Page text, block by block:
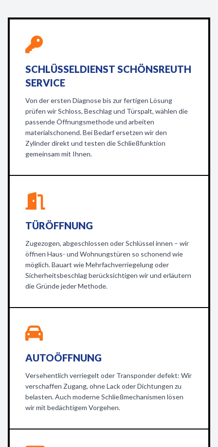
SCHLÜSSELDIENST SCHÖNSREUTH
SERVICE
Von der ersten Diagnose bis zur fertigen Lösung
prüfen wir Schloss, Beschlag und Türspalt, wählen die
passende Öffnungsmethode und arbeiten
materialschonend. Bei Bedarf ersetzen wir den
Zylinder direkt und testen die Schließfunktion
gemeinsam mit Ihnen.
TÜRÖFFNUNG
Zugezogen, abgeschlossen oder Schlüssel innen – wir
öffnen Haus- und Wohnungstüren so schonend wie
möglich. Bauart wie Mehrfachverriegelung oder
Sicherheitsbeschlag berücksichtigen wir und erläutern
die Gründe jeder Methode.
AUTOÖFFNUNG
Versehentlich verriegelt oder Transponder defekt: Wir
verschaffen Zugang, ohne Lack oder Dichtungen zu
belasten. Auch moderne Schließmechanismen lösen
wir mit bedächtigem Vorgehen.